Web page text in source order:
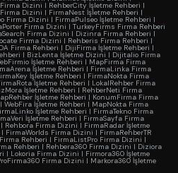
Dizini | RehberCity İşletme Rehberi |
Dizini | FirmaNest İşletme Rehberi |
Firma Dizini | FirmaPulseo İşletme Rehberi |
Firma Dizini | TurkeyFirms Firma Rehberi
Firma Dizini | Dizinra Firma Rehberi |
Firma Dizini | Rehberis Firma Rehberi |
Firma Rehberi | DijiFirma İşletme Rehberi |
| BizLenta İşletme Dizini | Dijitalio Firma
İşletme Rehberi | MapFirma Firma
İşletme Rehberi | FirmaLinka Firma
İşletme Rehberi | FirmaNokta Firma
İşletme Rehberi | LokalRehber Firma
İşletme Rehberi | RehberNeti Firma
İşletme Rehberi | KonumFirma Firma
| WebFira İşletme Rehberi | MapNokta Firma
İşletme Rehberi | FirmaTekno Firma
İşletme Rehberi | FirmaSayfa Firma
| Rehbora Firma Dizini | FirmaRadar İşletme
| FirmaWorlds Firma Dizini | FirmaRehberTR
Rehberi | FirmaListPro Firma Dizini |
Rehberi | Rehbera360 Firma Dizini | Diziora
| Lokoria Firma Dizini | Firmora360 İşletme
Firma Dizini | Markora360 İşletme